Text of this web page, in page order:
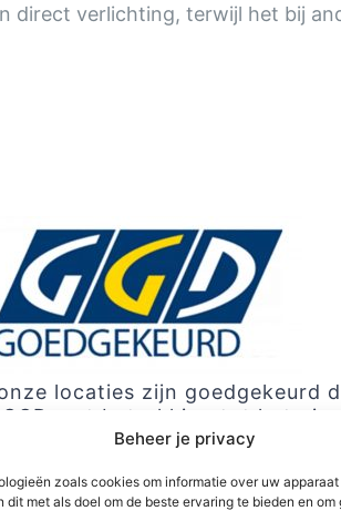
Beheer je privacy
zoals cookies om informatie over uw
dit met als doel om de beste ervaring te bieden en
direct verlichting, terwijl het bij
locaties zijn goedgekeurd
GGD met betrekking tot het